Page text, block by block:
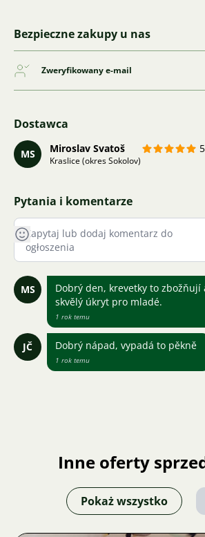
Bezpieczne zakupy u nas
Zweryfikowany e-mail
Dostawca
MS Miroslav Svatoš 5
Kraslice (okres Sokolov)
Pytania i komentarze
MS
Dobrý den, krevetky to zbožňují
skvělý úkryt pro mladé.
1 rok temu
JČ Dobrý nápad, vypadá to pěkně
1 rok temu
Inne oferty
Pokaż wszystko